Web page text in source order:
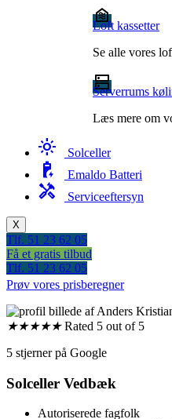
Loft kassetter
Se alle vores
Serverrums
Læs mere om
light_mode Solceller
battery_charging_90 Emaldo Batteri
handyman Serviceeftersyn
X
Tlf. 51 23 62 05
Få et gratis tilbud
Tlf. 51 23 62 05
Prøv vores prisberegner
★★★★★ Rated 5 out of 5
5 stjerner på Google
Solceller Vedbæk
Autoriserede fagfolk